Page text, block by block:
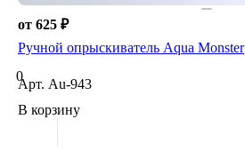
от 625 ₽
Ручной опрыскиватель Aqua Monster
0
Арт. Au-943
В корзину